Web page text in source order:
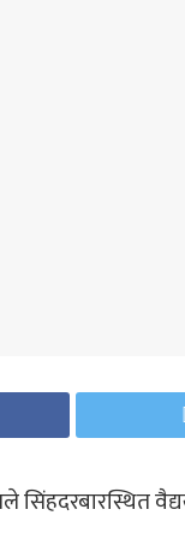
सिंहदरबारस्थित